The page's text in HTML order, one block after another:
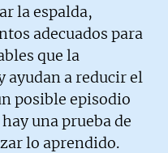
la espalda,
adecuados para
que la
ayudan a reducir el
posible episodio
una prueba de
lo aprendido.